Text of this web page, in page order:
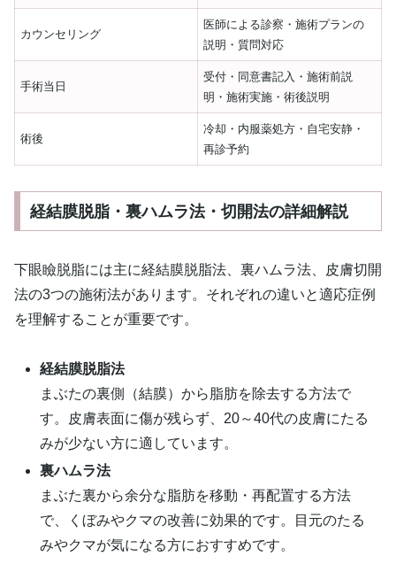
カウンセリング
医師による診察・施術プランの
説明・質問対応
手術当日
受付・同意書記入・施術前説
明・施術実施・術後説明
術後
冷却・内服薬処方・自宅安静・
再診予約
経結膜脱脂・裏ハムラ法・切開法の詳細解説
下眼瞼脱脂には主に経結膜脱脂法、裏ハムラ法、皮膚切開
法の3つの施術法があります。それぞれの違いと適応症例
を理解することが重要です。
経結膜脱脂法
まぶたの裏側（結膜）から脂肪を除去する方法で
す。皮膚表面に傷が残らず、20～40代の皮膚にたる
みが少ない方に適しています。
裏ハムラ法
まぶた裏から余分な脂肪を移動・再配置する方法
で、くぼみやクマの改善に効果的です。目元のたる
みやクマが気になる方におすすめです。